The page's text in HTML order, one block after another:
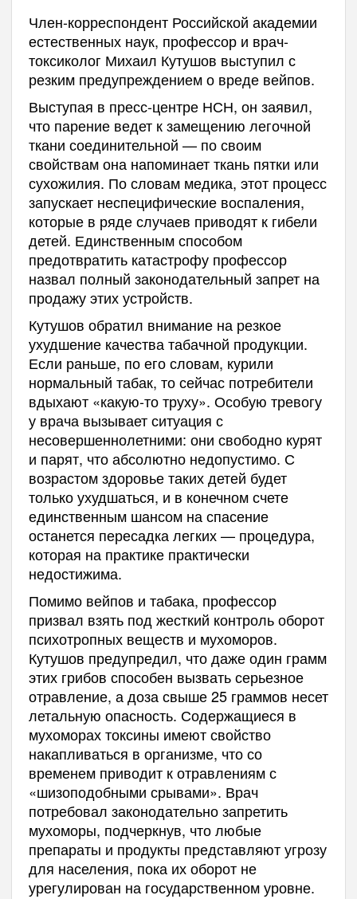
Член-корреспондент Российской академии
естественных наук, профессор и врач-
токсиколог Михаил Кутушов выступил с
резким предупреждением о вреде вейпов.
Выступая в пресс-центре НСН, он заявил,
что парение ведет к замещению легочной
ткани соединительной — по своим
свойствам она напоминает ткань пятки или
сухожилия. По словам медика, этот процесс
запускает неспецифические воспаления,
которые в ряде случаев приводят к гибели
детей. Единственным способом
предотвратить катастрофу профессор
назвал полный законодательный запрет на
продажу этих устройств.
Кутушов обратил внимание на резкое
ухудшение качества табачной продукции.
Если раньше, по его словам, курили
нормальный табак, то сейчас потребители
вдыхают «какую-то труху». Особую тревогу
у врача вызывает ситуация с
несовершеннолетними: они свободно курят
и парят, что абсолютно недопустимо. С
возрастом здоровье таких детей будет
только ухудшаться, и в конечном счете
единственным шансом на спасение
останется пересадка легких — процедура,
которая на практике практически
недостижима.
Помимо вейпов и табака, профессор
призвал взять под жесткий контроль оборот
психотропных веществ и мухоморов.
Кутушов предупредил, что даже один грамм
этих грибов способен вызвать серьезное
отравление, а доза свыше 25 граммов несет
летальную опасность. Содержащиеся в
мухоморах токсины имеют свойство
накапливаться в организме, что со
временем приводит к отравлениям с
«шизоподобными срывами». Врач
потребовал законодательно запретить
мухоморы, подчеркнув, что любые
препараты и продукты представляют угрозу
для населения, пока их оборот не
урегулирован на государственном уровне.